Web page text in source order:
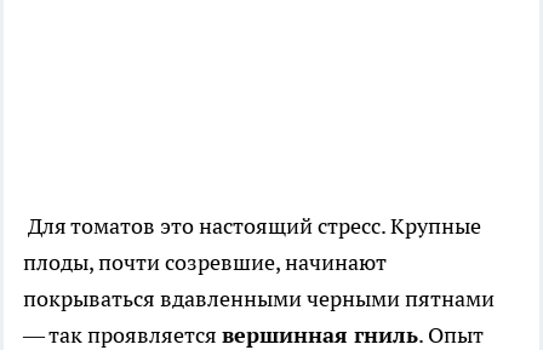
Для томатов это настоящий стресс. Крупные
плоды, почти созревшие, начинают
покрываться вдавленными черными пятнами
— так проявляется вершинная гниль. Опыт